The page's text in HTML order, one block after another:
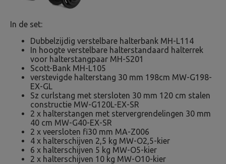
In de set:
Dubbelzijdig verstelbare halterbank MH-L114
In hoogte verstelbare halterstandaard halterrek
voor halterstangpaar MH-S201
Scott-Bank MH-L105
verstevigde halterstang 30 mm 198cm MW-G198-
EX-GL
Sz curlstang met stersloten 30 mm 120 cm stalen
constructie MW-G120L-EX-SR
2 x halterstangen met stervergrendelingen 30 mm
40 cm MW-G40-EX-SR
2 x veersloten fi30 mm MA-Z006
4 x halterschijven 2,5 kg MW-O2,5-kier
6 x halterschijven 5 kg MW-O5-kier
2 x halterschijven 10 kg MW-O10-kier